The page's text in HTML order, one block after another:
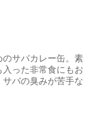
サバカレー缶。素
った非常食にもお
バの臭みが苦手な